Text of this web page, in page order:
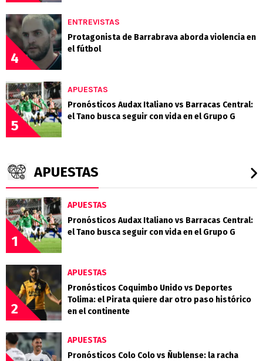
4
ENTREVISTAS
Protagonista de Barrabrava aborda violencia en
el fútbol
5
APUESTAS
Pronósticos Audax Italiano vs Barracas Central:
el Tano busca seguir con vida en el Grupo G
APUESTAS
1
APUESTAS
Pronósticos Audax Italiano vs Barracas Central:
el Tano busca seguir con vida en el Grupo G
2
APUESTAS
Pronósticos Coquimbo Unido vs Deportes
Tolima: el Pirata quiere dar otro paso histórico
en el continente
APUESTAS
Pronósticos Colo Colo vs Ñublense: la racha